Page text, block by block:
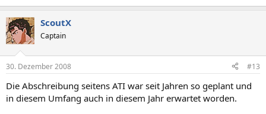
ScoutX
Captain
30. Dezember 2008 #13
Die Abschreibung seitens ATI war seit Jahren so geplant und
in diesem Umfang auch in diesem Jahr erwartet worden.